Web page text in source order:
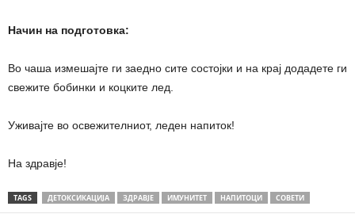
Начин на подготовка:
Во чаша измешајте ги заедно сите состојки и на крај додадете ги
свежите бобинки и коцките лед.
Уживајте во освежителниот, леден напиток!
На здравје!
TAGS ДЕТОКСИКАЦИЈА ЗДРАВЈЕ ИМУНИТЕТ НАПИТОЦИ СОВЕТИ